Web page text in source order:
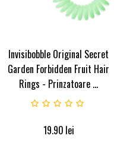
Invisibobble Original Secret
Garden Forbidden Fruit Hair
Rings - Prinzatoare ...
19.90 lei